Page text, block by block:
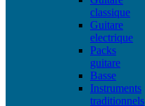
classique
Guitare
electrique
Packs
guitare
Basse
Instruments
traditionnels